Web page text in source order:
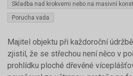
Skladba nad krokvemi nebo na masivní
Porucha vada
Majitel objektu při každoroční
zjistil, že se střechou není něco v
prohlídku ploché dřevěné